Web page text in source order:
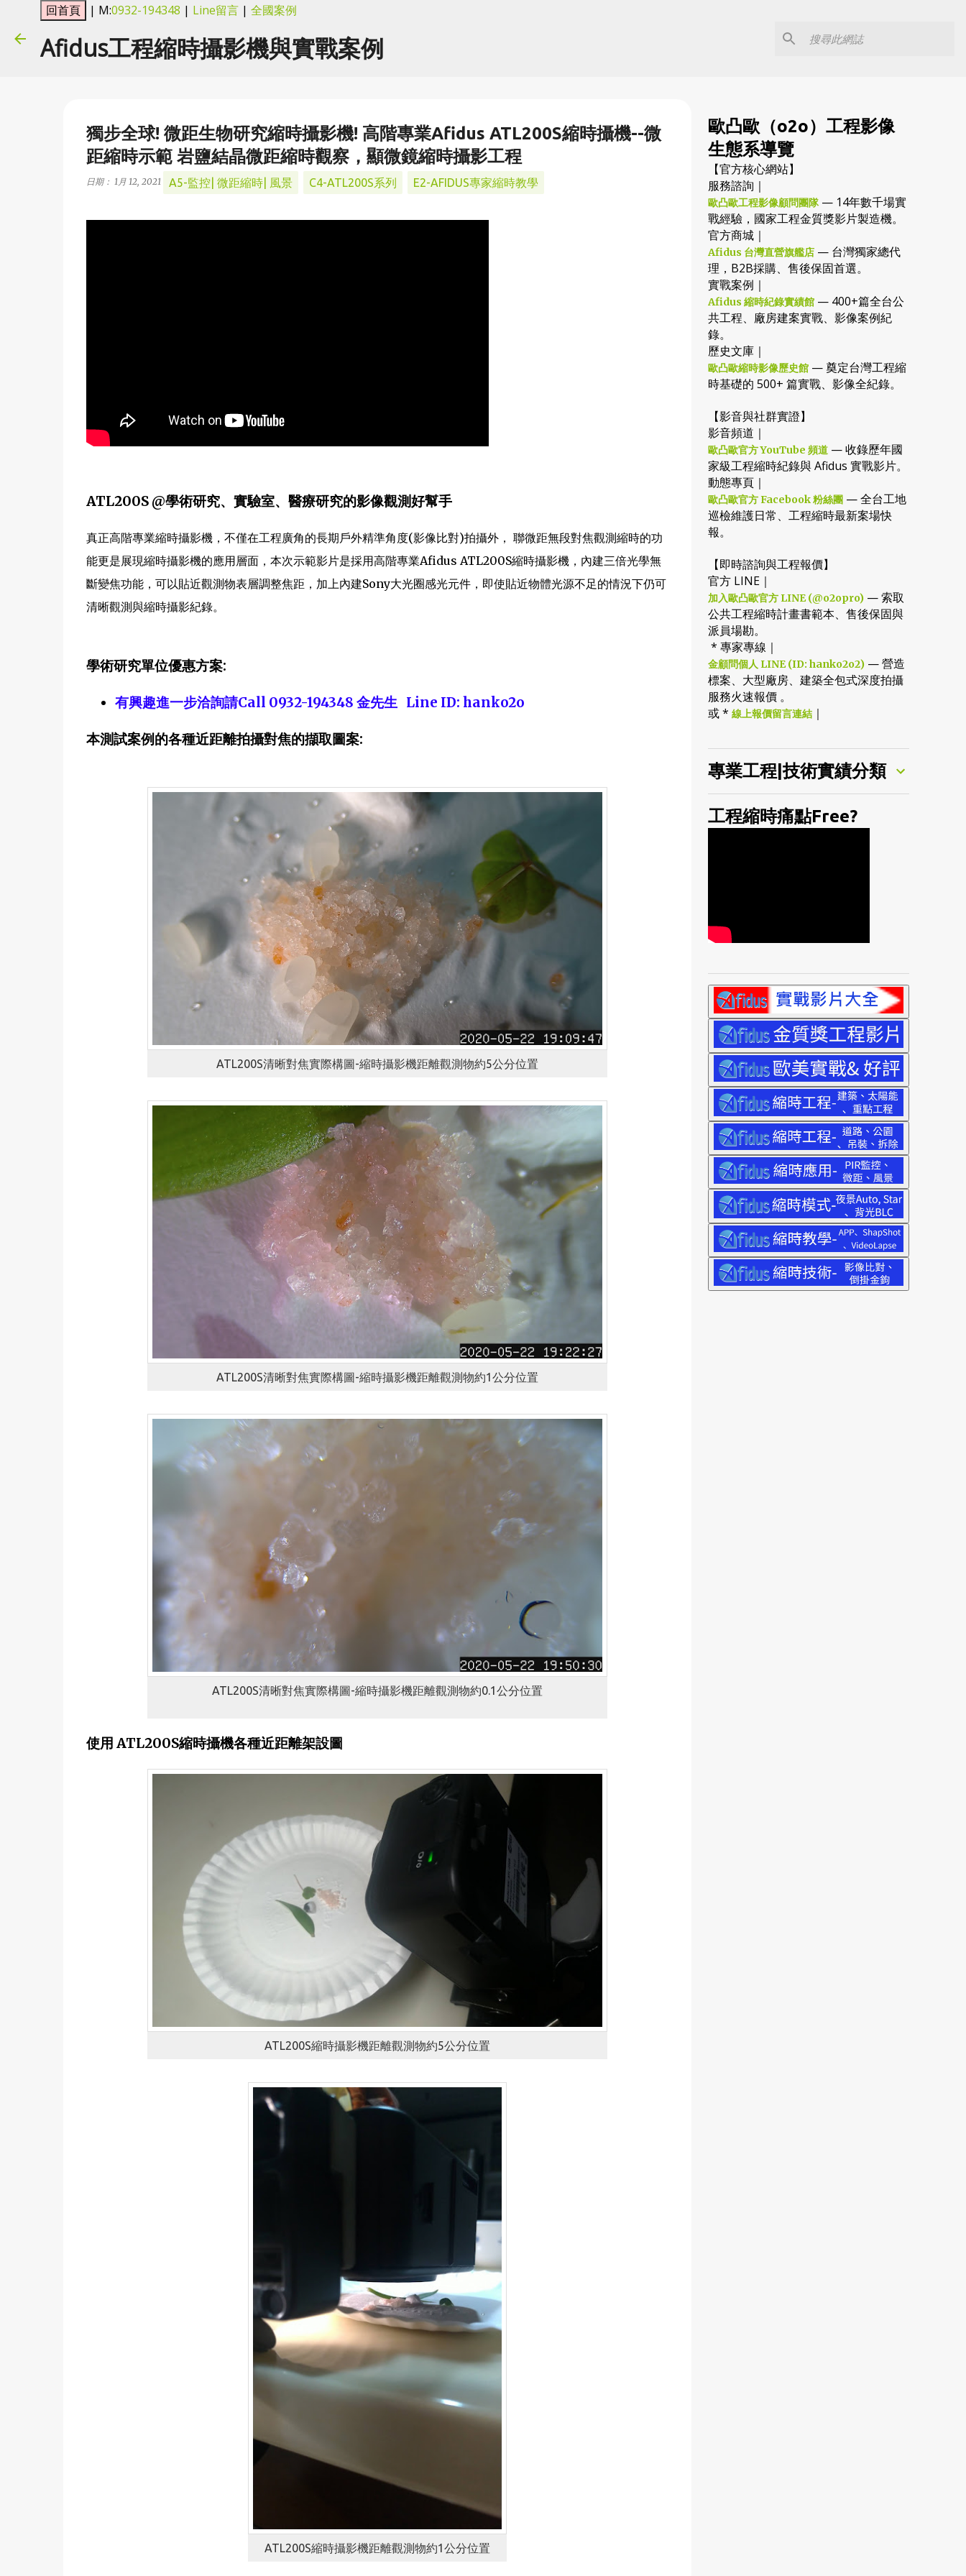
| M:0932-194348 | Line留言 | 全國案例
Afidus工程縮時攝影機與實戰案例
獨步全球! 微距生物研究縮時攝影機! 高階專業Afidus ATL200S縮時攝機--微
距縮時示範 岩鹽結晶微距縮時觀察，顯微鏡縮時攝影工程
日期： 1月 12, 2021 A5-監控| 微距縮時| 風景 C4-ATL200S系列 E2-AFIDUS專家縮時教學
ATL200S @學術研究、實驗室、醫療研究的影像觀測好幫手
真正高階專業縮時攝影機，不僅在工程廣角的長期戶外精準角度(影像比對)拍攝外， 聯微距無段對焦觀測縮時的功
能更是展現縮時攝影機的應用層面，本次示範影片是採用高階專業Afidus ATL200S縮時攝影機，內建三倍光學無
斷變焦功能，可以貼近觀測物表層調整焦距，加上內建Sony大光圈感光元件，即使貼近物體光源不足的情況下仍可
清晰觀測與縮時攝影紀錄。
學術研究單位優惠方案:
有興趣進一步洽詢請Call 0932-194348 金先生 Line ID: hanko2o
本測試案例的各種近距離拍攝對焦的擷取圖案:
ATL200S清晰對焦實際構圖-縮時攝影機距離觀測物約5公分位置
ATL200S清晰對焦實際構圖-縮時攝影機距離觀測物約1公分位置
ATL200S清晰對焦實際構圖-縮時攝影機距離觀測物約0.1公分位置
使用 ATL200S縮時攝機各種近距離架設圖
ATL200S縮時攝影機距離觀測物約5公分位置
ATL200S縮時攝影機距離觀測物約1公分位置
歐凸歐（o2o）工程影像
生態系導覽
【官方核心網站】
服務諮詢｜
歐凸歐工程影像顧問團隊— 14年數千場實
戰經驗，國家工程金質獎影片製造機。
官方商城｜
Afidus 台灣直營旗艦店— 台灣獨家總代
理，B2B採購、售後保固首選。
實戰案例｜
Afidus 縮時紀錄實績館— 400+篇全台公
共工程、廠房建案實戰、影像案例紀
錄。
歷史文庫｜
歐凸歐縮時影像歷史館— 奠定台灣工程縮
時基礎的 500+ 篇實戰、影像全紀錄。
【影音與社群實證】
影音頻道｜
歐凸歐官方 YouTube 頻道— 收錄歷年國
家級工程縮時紀錄與 Afidus 實戰影片。
動態專頁｜
歐凸歐官方 Facebook 粉絲團— 全台工地
巡檢維護日常、工程縮時最新案場快
報。
【即時諮詢與工程報價】
官方 LINE｜
加入歐凸歐官方 LINE (@o2opro)— 索取
公共工程縮時計畫書範本、售後保固與
派員場勘。
* 專家專線｜
金顧問個人 LINE (ID: hanko2o2)— 營造
標案、大型廠房、建築全包式深度拍攝
服務火速報價 。
或 * 線上報價留言連結｜
專業工程|技術實績分類
工程縮時痛點Free?